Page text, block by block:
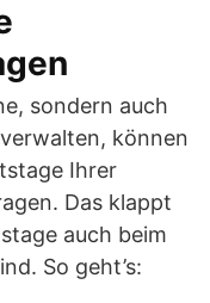
sondern auch
können
Ihrer
Das klappt
auch beim
So geht’s: